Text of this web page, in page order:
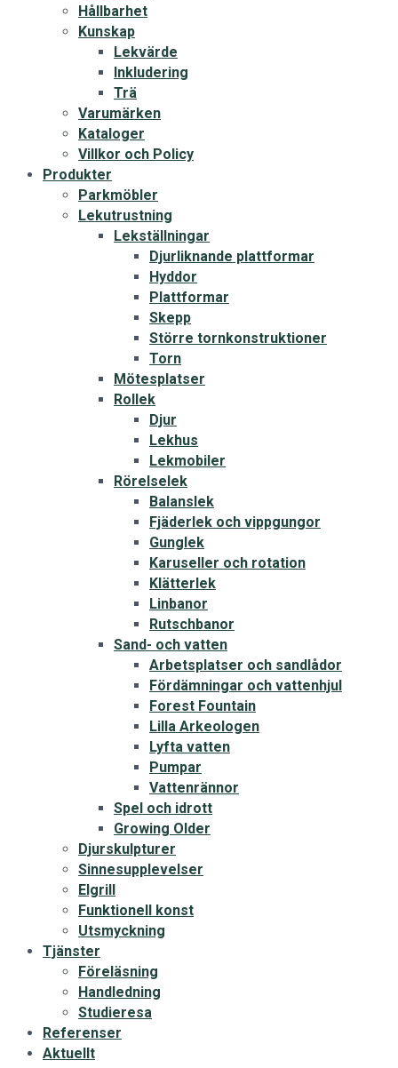
Hållbarhet
Kunskap
Lekvärde
Inkludering
Trä
Varumärken
Kataloger
Villkor och Policy
Produkter
Parkmöbler
Lekutrustning
Lekställningar
Djurliknande plattformar
Hyddor
Plattformar
Skepp
Större tornkonstruktioner
Torn
Mötesplatser
Rollek
Djur
Lekhus
Lekmobiler
Rörelselek
Balanslek
Fjäderlek och vippgungor
Gunglek
Karuseller och rotation
Klätterlek
Linbanor
Rutschbanor
Sand- och vatten
Arbetsplatser och sandlådor
Fördämningar och vattenhjul
Forest Fountain
Lilla Arkeologen
Lyfta vatten
Pumpar
Vattenrännor
Spel och idrott
Growing Older
Djurskulpturer
Sinnesupplevelser
Elgrill
Funktionell konst
Utsmyckning
Tjänster
Föreläsning
Handledning
Studieresa
Referenser
Aktuellt